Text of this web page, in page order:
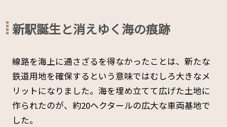
新駅誕生と消えゆく海の痕跡
線路を海上に通さざるを得なかったことは、新たな
鉄道用地を確保するという意味ではむしろ大きなメ
リットになりました。海を埋め立てて広げた土地に
作られたのが、約20ヘクタールの広大な車両基地で
した。